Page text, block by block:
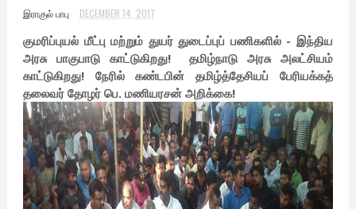
இராகுல் பாபு DECEMBER 14, 2017
குமரிப்புயல் மீட்பு மற்றும் துயர் துடைப்புப் பணிகளில் - இந்திய
அரசு பாகுபாடு காட்டுகிறது! தமிழ்நாடு அரசு அலட்சியம்
காட்டுகிறது! நேரில் கண்டபின் தமிழ்த்தேசியப் பேரியக்கத்
தலைவர் தோழர் பெ. மணியரசன் அறிக்கை!